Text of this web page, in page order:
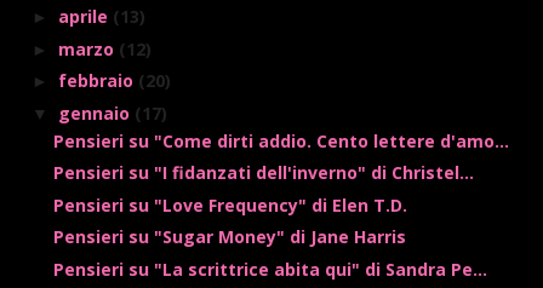
► aprile (13)
► marzo (12)
► febbraio (20)
▼ gennaio (17)
Pensieri su "Come dirti addio. Cento lettere d'amo...
Pensieri su "I fidanzati dell'inverno" di Christel...
Pensieri su "Love Frequency" di Elen T.D.
Pensieri su "Sugar Money" di Jane Harris
Pensieri su "La scrittrice abita qui" di Sandra Pe...